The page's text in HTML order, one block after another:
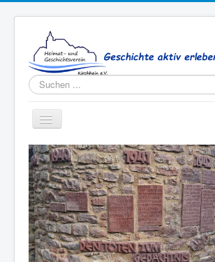
Suchen
...
Toggle
Navigation
Aktuelles
Verein
Publikationen
Kontakt